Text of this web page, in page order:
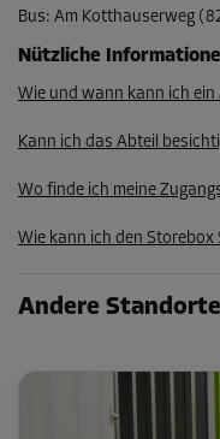
-10%
Ab
183,59 EUR/Mon
Abteil 22
Volumen: 14,8 m³
146,00 EUR/Mon
Bus: Am Kotthauserweg
Nützliche
Wie und wann kann ich ein
Kann ich das Abteil
Wo finde ich meine
Wie kann ich den
Andere